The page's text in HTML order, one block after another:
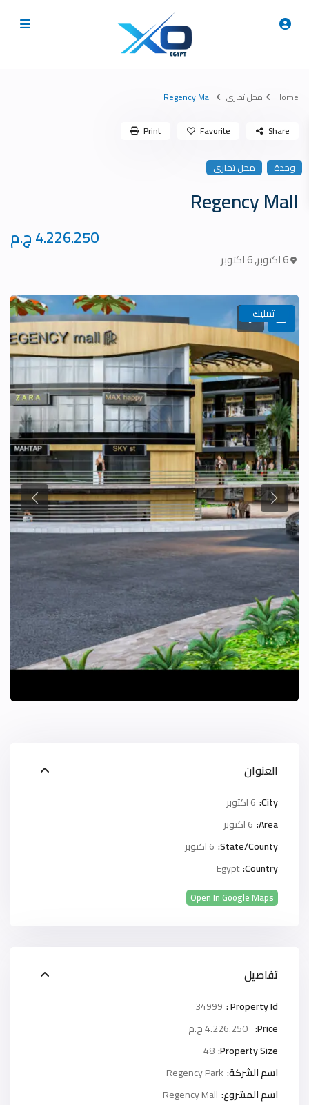
Home محل تجارى Regency Mall
وحدة محل تجارى
Regency Mall
6 اكتوبر ,6 اكتوبر
Share
Favorite
Print
تمليك
العنوان
City: 6 اكتوبر
Area: 6 اكتوبر
State/County: 6 اكتوبر
Country:
Egypt
Open In Google Maps
تفاصيل
Property Id :
34999
Price: 4.226.250 ج.م
Property Size:
48
اسم الشركة: Regency Park
اسم المشروع: Regency Mall